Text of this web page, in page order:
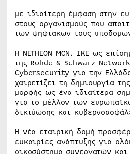
με ιδιαίτερη έμφαση στην
στους οργανισμούς που
των ψηφιακών τους
Η NETHEON MON. IKE ως
της Rohde & Schwarz
Cybersecurity για την
χαιρετίζει τη δημιουργία
μορφής ως ένα ιδιαίτερα
για το μέλλον των
δικτύωσης και
Η νέα εταιρική δομή
ευκαιρίες ανάπτυξης για
οικοσύστημα συνεργατών